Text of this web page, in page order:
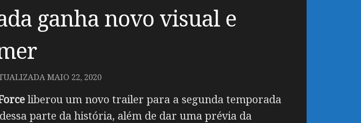
ganha novo visual e
MAIO 22, 2020
liberou um novo trailer para a segunda temporada
parte da história, além de dar uma prévia da